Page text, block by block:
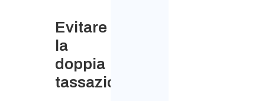
Evitare
la
doppia
tassazione